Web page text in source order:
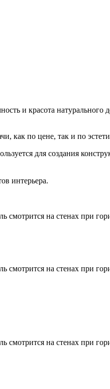
и красота
как по цене, так и по
для создания
интерьера.
на стенах при
на стенах при
на стенах при